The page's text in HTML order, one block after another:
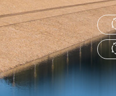
聚季
产品
范围内